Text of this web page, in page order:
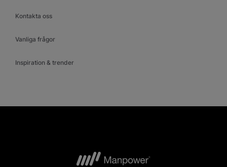
Kontakta oss
Vanliga frågor
Inspiration & trender